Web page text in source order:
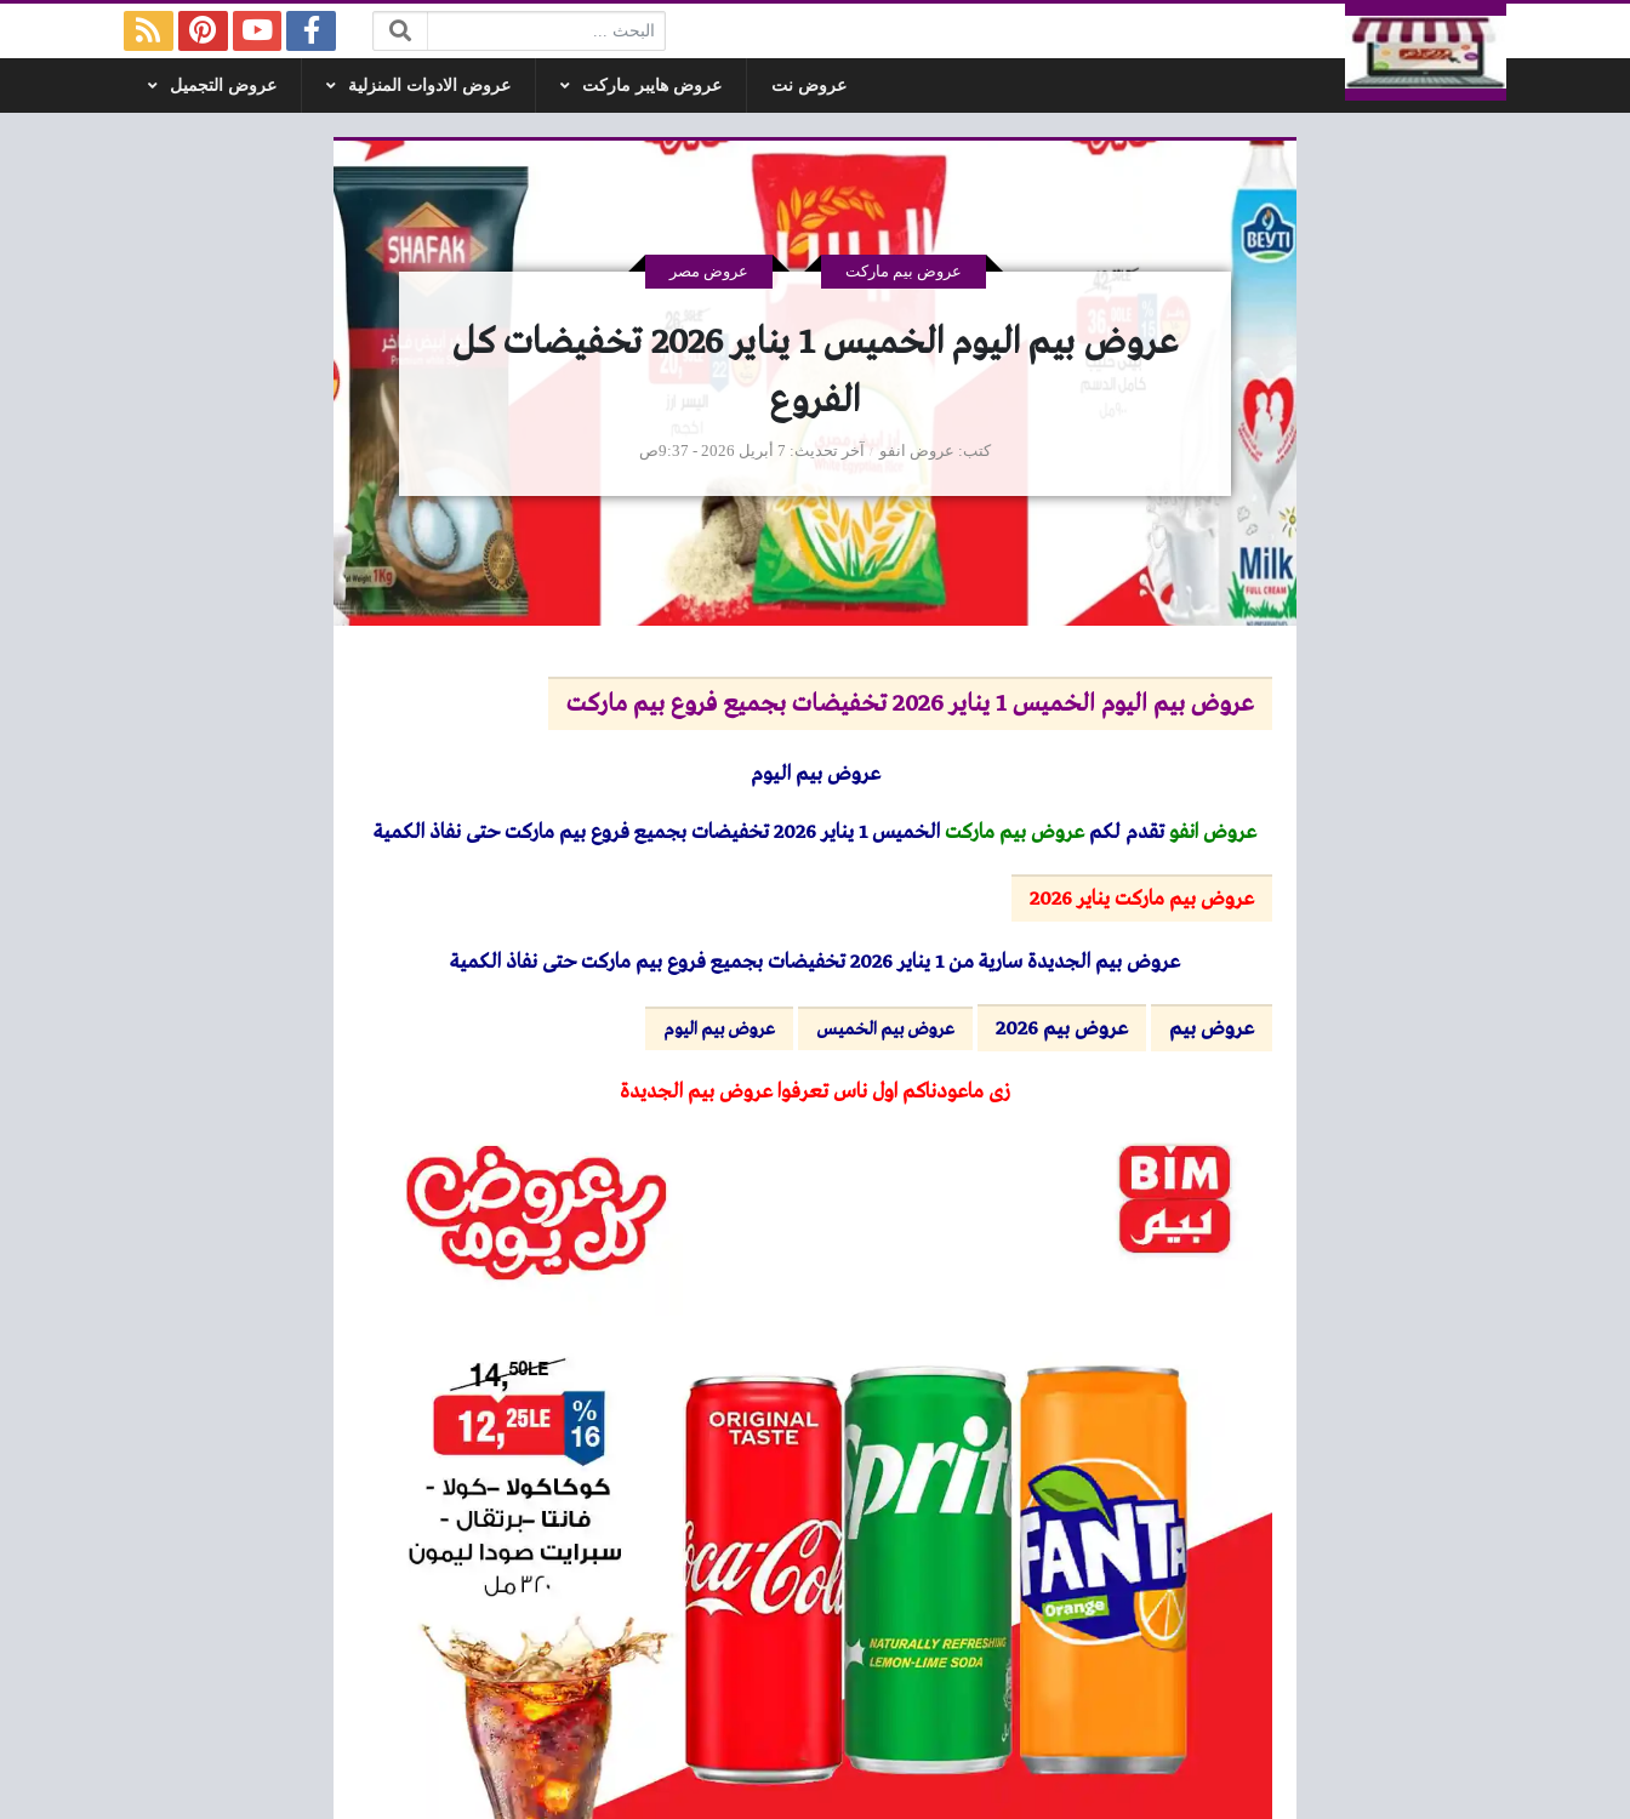
التخطي إلى المحتوى
البحث:
عروض نت عروض هايبر ماركت عروض الادوات المنزلية عروض التجميل
عروض بيم اليوم الخميس 1 يناير 2026 تخفيضات كل
الفروع
كتب عروض انفو
عروض بيم ماركت عروض مصر
آخر تحديث 7 أبريل 2026 - 9:37ص
عروض بيم اليوم الخميس 1 يناير 2026 تخفيضات بجميع فروع بيم ماركت
عروض بيم اليوم
عروض انفوتقدم لكمعروض بيم ماركتالخميس 1 يناير 2026 تخفيضات بجميع فروع بيم ماركت حتى نفاذ الكمية
عروض بيم ماركت يناير 2026
عروض بيم الجديدة سارية من 1 يناير 2026 تخفيضات بجميع فروع بيم ماركت حتى نفاذ الكمية
عروض بيم عروض بيم 2026 عروض بيم الخميس عروض بيم اليوم
زى ماعودناكم اول ناس تعرفوا عروض بيم الجديدة